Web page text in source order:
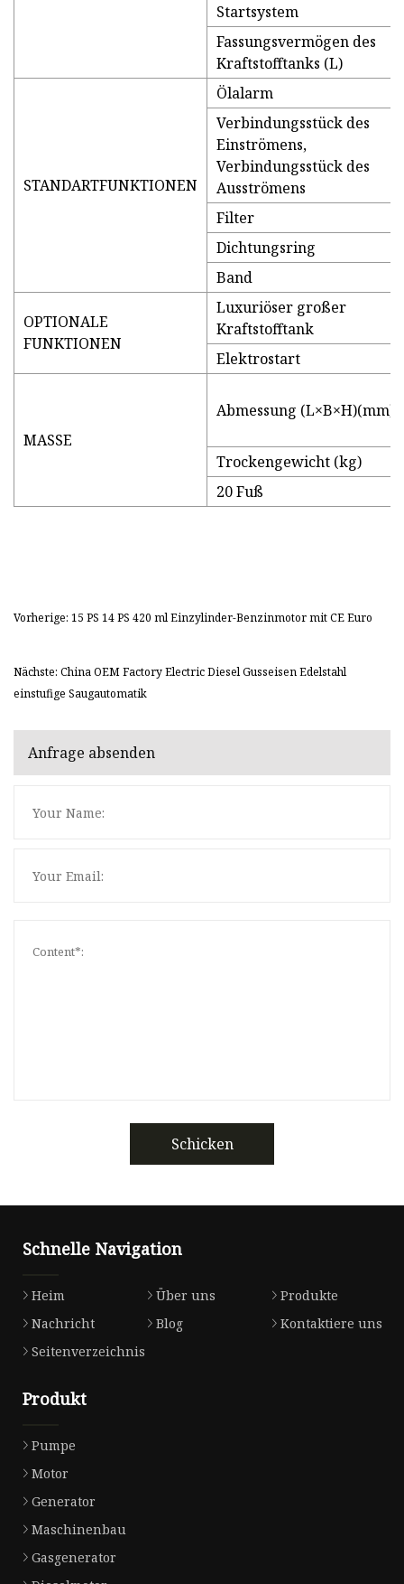
Startsystem
Fassungsvermögen des
Kraftstofftanks (L)
STANDARTFUNKTIONEN
Ölalarm
Verbindungsstück des
Einströmens,
Verbindungsstück des
Ausströmens
Filter
Dichtungsring
Band
OPTIONALE
FUNKTIONEN
Luxuriöser großer
Kraftstofftank
Elektrostart
MASSE
Abmessung (L×B×H)(mm)
Trockengewicht (kg)
20 Fuß
Vorherige: 15 PS 14 PS 420 ml Einzylinder-Benzinmotor mit CE Euro
Nächste: China OEM Factory Electric Diesel Gusseisen Edelstahl
einstufige Saugautomatik
Anfrage absenden
Schicken
Schnelle Navigation
Heim Über uns
Produkte
Nachricht
Blog
Kontaktiere uns
Seitenverzeichnis
Produkt
Pumpe
Motor
Generator
Maschinenbau
Gasgenerator